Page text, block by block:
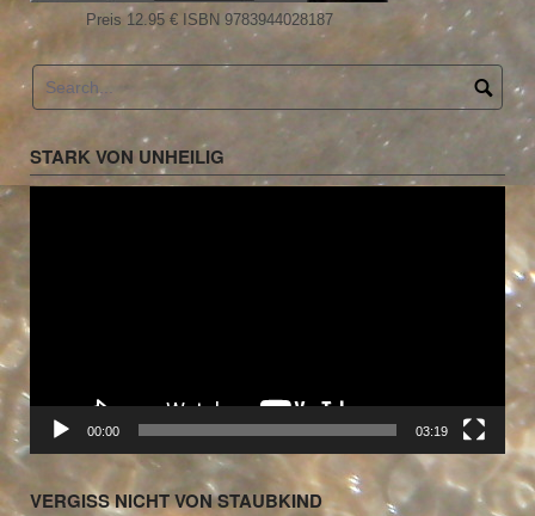
Preis 12.95 € ISBN 9783944028187
STARK VON UNHEILIG
00:00 03:19
VERGISS NICHT VON STAUBKIND